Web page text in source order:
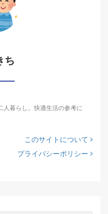
ち
人暮らし。快適生活の参考に
このサイトについて
プライバシーポリシー